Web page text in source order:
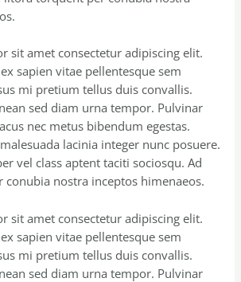
sit amet consectetur adipiscing elit.
sapien vitae pellentesque sem
mi pretium tellus duis convallis.
sed diam urna tempor. Pulvinar
nec metus bibendum egestas.
lacinia integer nunc posuere.
vel class aptent taciti sociosqu. Ad
nostra inceptos himenaeos.
sit amet consectetur adipiscing elit.
sapien vitae pellentesque sem
mi pretium tellus duis convallis.
sed diam urna tempor. Pulvinar